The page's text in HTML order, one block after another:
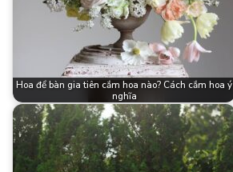
Hoa để bàn gia tiên cắm hoa nào? Cách cắm hoa ý
nghĩa